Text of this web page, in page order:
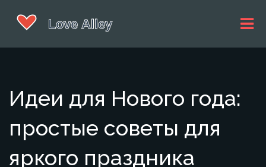
Идеи для Нового года:
простые советы для
яркого праздника